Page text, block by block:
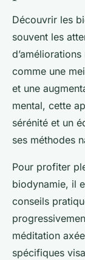
Découvrir les
souvent les
comme une
et une
mental, cette
sérénité et un
ses méthodes
Pour profiter
biodynamie, il
conseils
méditation
spécifiques